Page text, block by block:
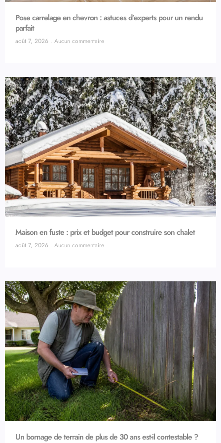
Pose carrelage en chevron : astuces d’experts pour un rendu
parfait
août 7, 2026 Aucun commentaire
Maison en fuste : prix et budget pour construire son chalet
août 7, 2026 Aucun commentaire
Un bornage de terrain de plus de 30 ans est-il contestable ?